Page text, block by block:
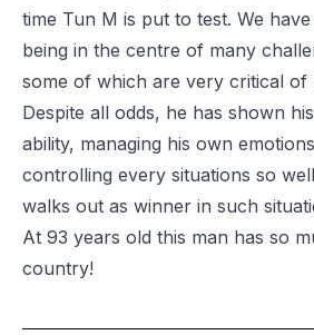
time Tun M is put to test. We
being in the centre of many
some of which are very critical of
Despite all odds, he has shown
ability, managing his own
controlling every situations so
walks out as winner in such
At 93 years old this man has so
country!